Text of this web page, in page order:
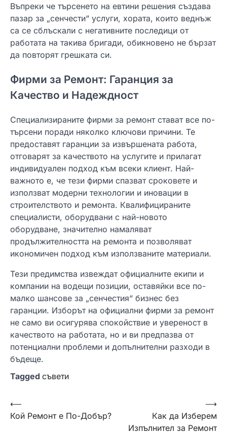
Въпреки че търсенето на евтини решения създава
пазар за „сенчести“ услуги, хората, които веднъж
са се сблъскали с негативните последици от
работата на такива бригади, обикновено не бързат
да повторят грешката си.
Фирми за Ремонт: Гаранция за
Качество и Надеждност
Специализираните фирми за ремонт стават все по-
търсени поради няколко ключови причини. Те
предоставят гаранции за извършената работа,
отговарят за качеството на услугите и прилагат
индивидуален подход към всеки клиент. Най-
важното е, че тези фирми спазват сроковете и
използват модерни технологии и иновации в
строителството и ремонта. Квалифицираните
специалисти, оборудвани с най-новото
оборудване, значително намаляват
продължителността на ремонта и позволяват
икономичен подход към използваните материали.
Тези предимства извеждат официалните екипи и
компании на водещи позиции, оставяйки все по-
малко шансове за „сенчестия“ бизнес без
гаранции. Изборът на официални фирми за ремонт
не само ви осигурява спокойствие и увереност в
качеството на работата, но и ви предпазва от
потенциални проблеми и допълнителни разходи в
бъдеще.
Tagged съвети
Навигация
⟵
Кой Ремонт е По-Добър?
Как да Изберем
Изпълнител за Ремонт
⟶